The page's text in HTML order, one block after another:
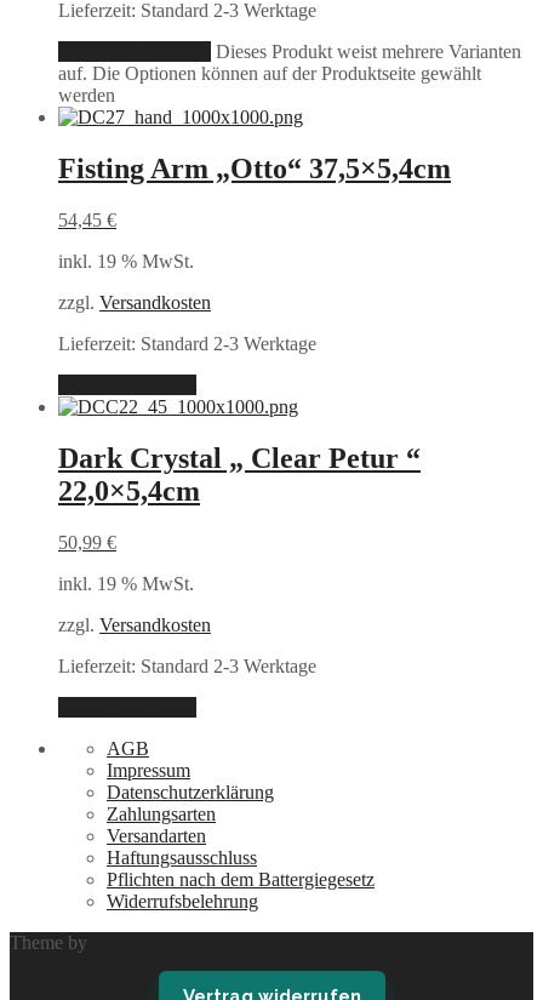
Lieferzeit: Standard 2-3 Werktage
Dieses Produkt weist mehrere Varianten
auf. Die Optionen können auf der Produktseite gewählt
werden
Fisting Arm „Otto“ 37,5×5,4cm
54,45 €
inkl. 19 % MwSt.
zzgl. Versandkosten
Lieferzeit: Standard 2-3 Werktage
Dark Crystal „ Clear Petur “
22,0×5,4cm
50,99 €
inkl. 19 % MwSt.
zzgl. Versandkosten
Lieferzeit: Standard 2-3 Werktage
AGB
Impressum
Datenschutzerklärung
Zahlungsarten
Versandarten
Haftungsausschluss
Pflichten nach dem Battergiegesetz
Widerrufsbelehrung
Theme by